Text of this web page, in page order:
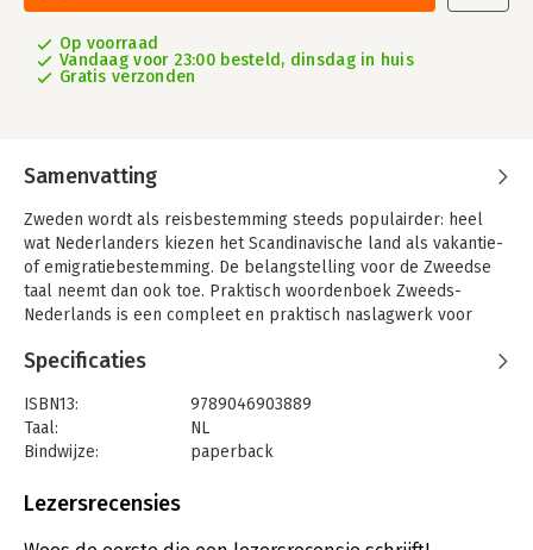
Op voorraad
Vandaag voor 23:00 besteld, dinsdag in huis
Gratis verzonden
Samenvatting
Zweden wordt als reisbestemming steeds populairder: heel
wat Nederlanders kiezen het Scandinavische land als vakantie-
of emigratiebestemming. De belangstelling voor de Zweedse
taal neemt dan ook toe. Praktisch woordenboek Zweeds-
Nederlands is een compleet en praktisch naslagwerk voor
Zweedstaligen die Nederlanders leren.
Met ruim aandacht voor alledaagse onderwerpen als wonen,
werken, vakantie en vrije tijd is het Praktisch woordenboek
Zweeds-Nederlands hét woordenboek bij uitstek voor
Met gratis e-versie voor digitaal gebruik
Zweedse en Nederlandse woorden uit het dagelijks taalgebruik
Specificaties
ISBN13:
9789046903889
Taal:
NL
Bindwijze:
paperback
Druk:
Lezersrecensies